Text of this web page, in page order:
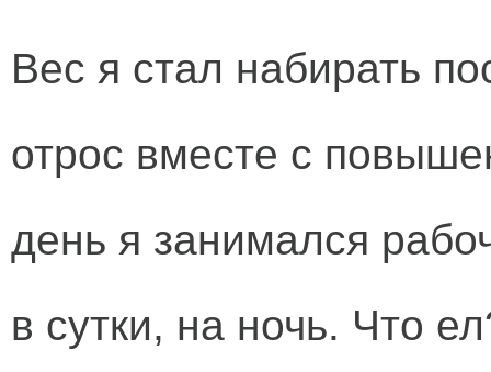
Вес я стал набирать
отрос вместе с
день я занимался
в сутки, на ночь. Что